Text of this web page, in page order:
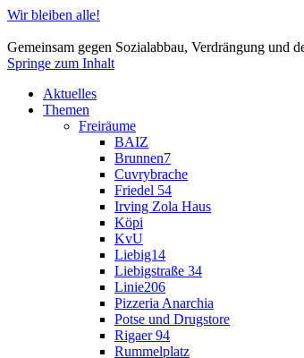
Wir bleiben alle!
Gemeinsam gegen Sozialabbau, Verdrängung und
Springe zum Inhalt
Aktuelles
Themen
Freiräume
BAIZ
Brunnen7
Cuvrybrache
Friedel 54
Irving Zola Haus
Köpi
KvU
Liebig14
Liebigstraße 34
Linie206
Pizzeria Anarchia
Potse und Drugstore
Rigaer 94
Rummelplatz